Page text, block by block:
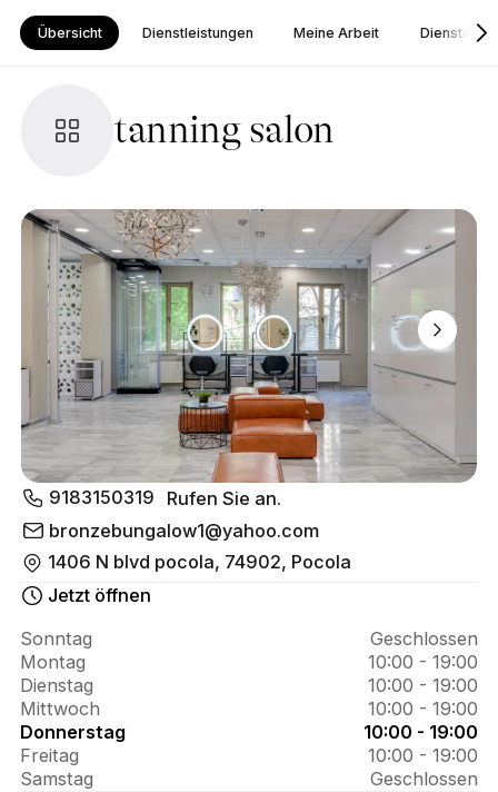
Übersicht Dienstleistungen Meine Arbeit
tanning salon
Über
tanning
salon
9183150319
Rufen Sie an.
bronzebungalow1@yahoo.com
1406 N blvd pocola, 74902, Pocola
Jetzt öffnen
Sonntag
Geschlossen
Montag
10:00 - 19:00
Dienstag
10:00 - 19:00
Mittwoch
10:00 - 19:00
Donnerstag
10:00 - 19:00
Freitag
10:00 - 19:00
Samstag
Geschlossen